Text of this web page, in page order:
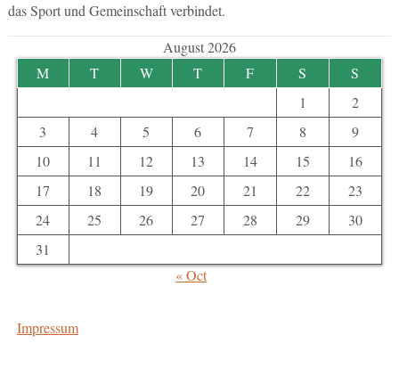
das Sport und Gemeinschaft verbindet.
August 2026
M
T W T F S
S
1
2
3
4 5 6 7 8
9
10
11 12 13 14 15
16
17
18 19 20 21 22
23
24
25 26 27 28 29
30
31
« Oct
Impressum